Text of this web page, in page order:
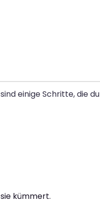
einige Schritte, die du
kümmert.